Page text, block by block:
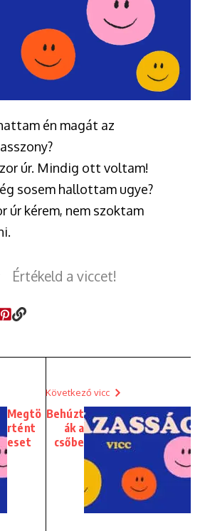
én magát az
úr. Mindig ott voltam!
sosem hallottam ugye?
úr kérem, nem szoktam
Értékeld a viccet!
Megtö
rtént
eset
Következő vicc
Behúzt
ák a
csőbe